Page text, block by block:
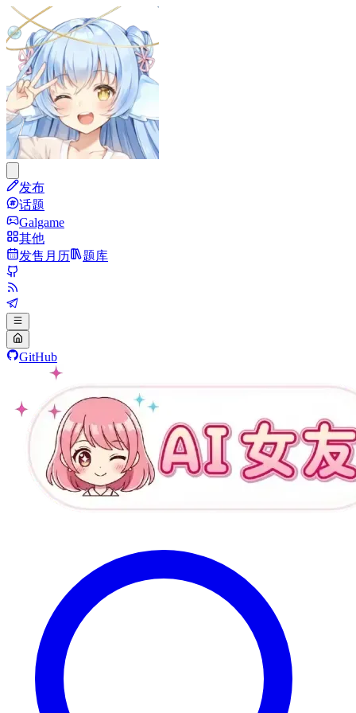
发布
话题
Galgame
其他
发售月历
题库
GitHub